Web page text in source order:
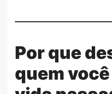
Por que
quem